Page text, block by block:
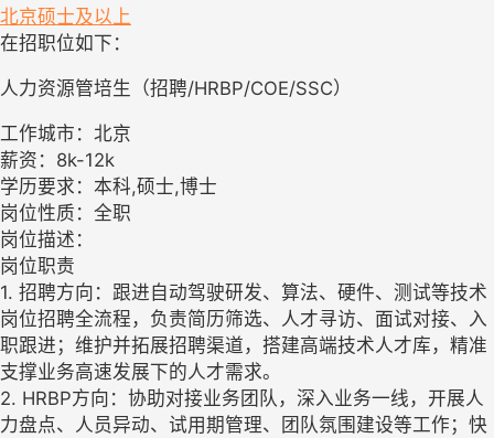
北京硕士及以上
在招职位如下：
人力资源管培生（招聘/HRBP/COE/SSC）
工作城市：北京
薪资：8k-12k
学历要求：本科,硕士,博士
岗位性质：全职
岗位描述：
岗位职责
1. 招聘方向：跟进自动驾驶研发、算法、硬件、测试等技术
岗位招聘全流程，负责简历筛选、人才寻访、面试对接、入
职跟进；维护并拓展招聘渠道，搭建高端技术人才库，精准
支撑业务高速发展下的人才需求。
2. HRBP方向：协助对接业务团队，深入业务一线，开展人
力盘点、人员异动、试用期管理、团队氛围建设等工作；快